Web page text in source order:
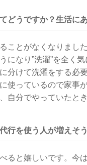
どうですか？生活に
ことがなくなりまし
になり”洗濯”を全く
分けて洗濯をする必
使っているので家事
自分でやっていたと
行を使う人が増えそ
ると嬉しいです。今